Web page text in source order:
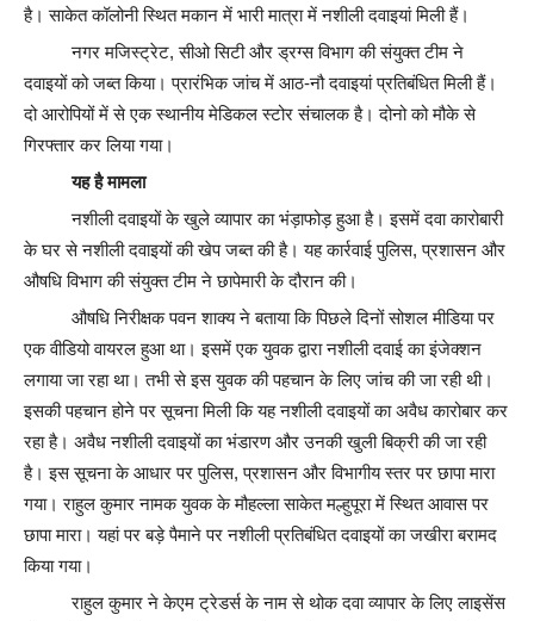
है। साकेत कॉलोनी स्थित मकान में भारी मात्रा में नशीली दवाइयां मिली हैं।
नगर मजिस्ट्रेट, सीओ सिटी और ड्रग्स विभाग की संयुक्त टीम ने
दवाइयों को जब्त किया। प्रारंभिक जांच में आठ-नौ दवाइयां प्रतिबंधित मिली हैं।
दो आरोपियों में से एक स्थानीय मेडिकल स्टोर संचालक है। दोनो को मौके से
गिरफ्तार कर लिया गया।
यह है मामला
नशीली दवाइयों के खुले व्यापार का भंड़ाफोड़ हुआ है। इसमें दवा कारोबारी
के घर से नशीली दवाइयों की खेप जब्त की है। यह कार्रवाई पुलिस, प्रशासन और
औषधि विभाग की संयुक्त टीम ने छापेमारी के दौरान की।
औषधि निरीक्षक पवन शाक्य ने बताया कि पिछले दिनों सोशल मीडिया पर
एक वीडियो वायरल हुआ था। इसमें एक युवक द्वारा नशीली दवाई का इंजेक्शन
लगाया जा रहा था। तभी से इस युवक की पहचान के लिए जांच की जा रही थी।
इसकी पहचान होने पर सूचना मिली कि यह नशीली दवाइयों का अवैध कारोबार कर
रहा है। अवैध नशीली दवाइयों का भंडारण और उनकी खुली बिक्री की जा रही
है। इस सूचना के आधार पर पुलिस, प्रशासन और विभागीय स्तर पर छापा मारा
गया। राहुल कुमार नामक युवक के मौहल्ला साकेत मल्हुपूरा में स्थित आवास पर
छापा मारा। यहां पर बड़े पैमाने पर नशीली प्रतिबंधित दवाइयों का जखीरा बरामद
किया गया।
राहुल कुमार ने केएम ट्रेडर्स के नाम से थोक दवा व्यापार के लिए लाइसेंस